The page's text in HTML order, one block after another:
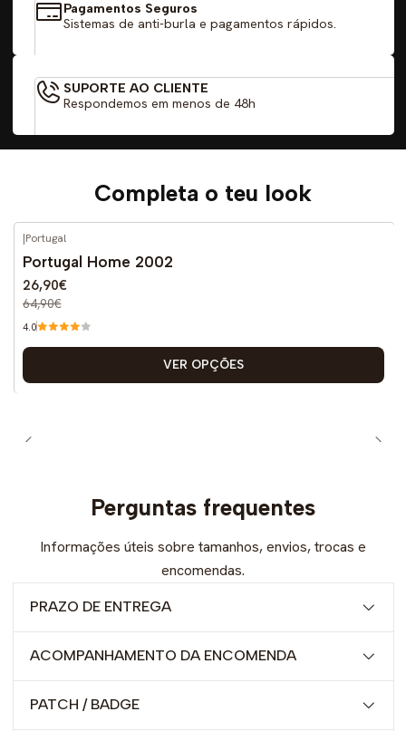
Pagamentos Seguros
Sistemas de anti-burla e pagamentos rápidos.
SUPORTE AO CLIENTE
Respondemos em menos de 48h
Completa o teu look
DESCONTO
|Portugal
Portugal Home 2002
26,90€
64,90€
4.0
VER OPÇÕES
Perguntas frequentes
Informações úteis sobre tamanhos, envios, trocas e
encomendas.
PRAZO DE ENTREGA
ACOMPANHAMENTO DA ENCOMENDA
PATCH / BADGE